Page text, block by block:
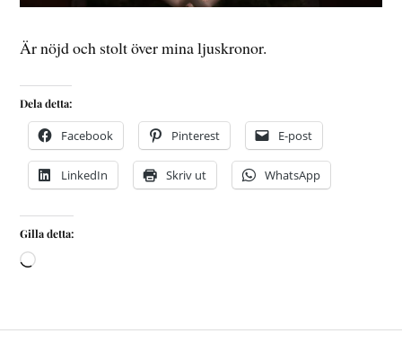
Är nöjd och stolt över mina ljuskronor.
Dela detta:
Facebook Pinterest E-post
LinkedIn Skriv ut WhatsApp
Gilla detta: